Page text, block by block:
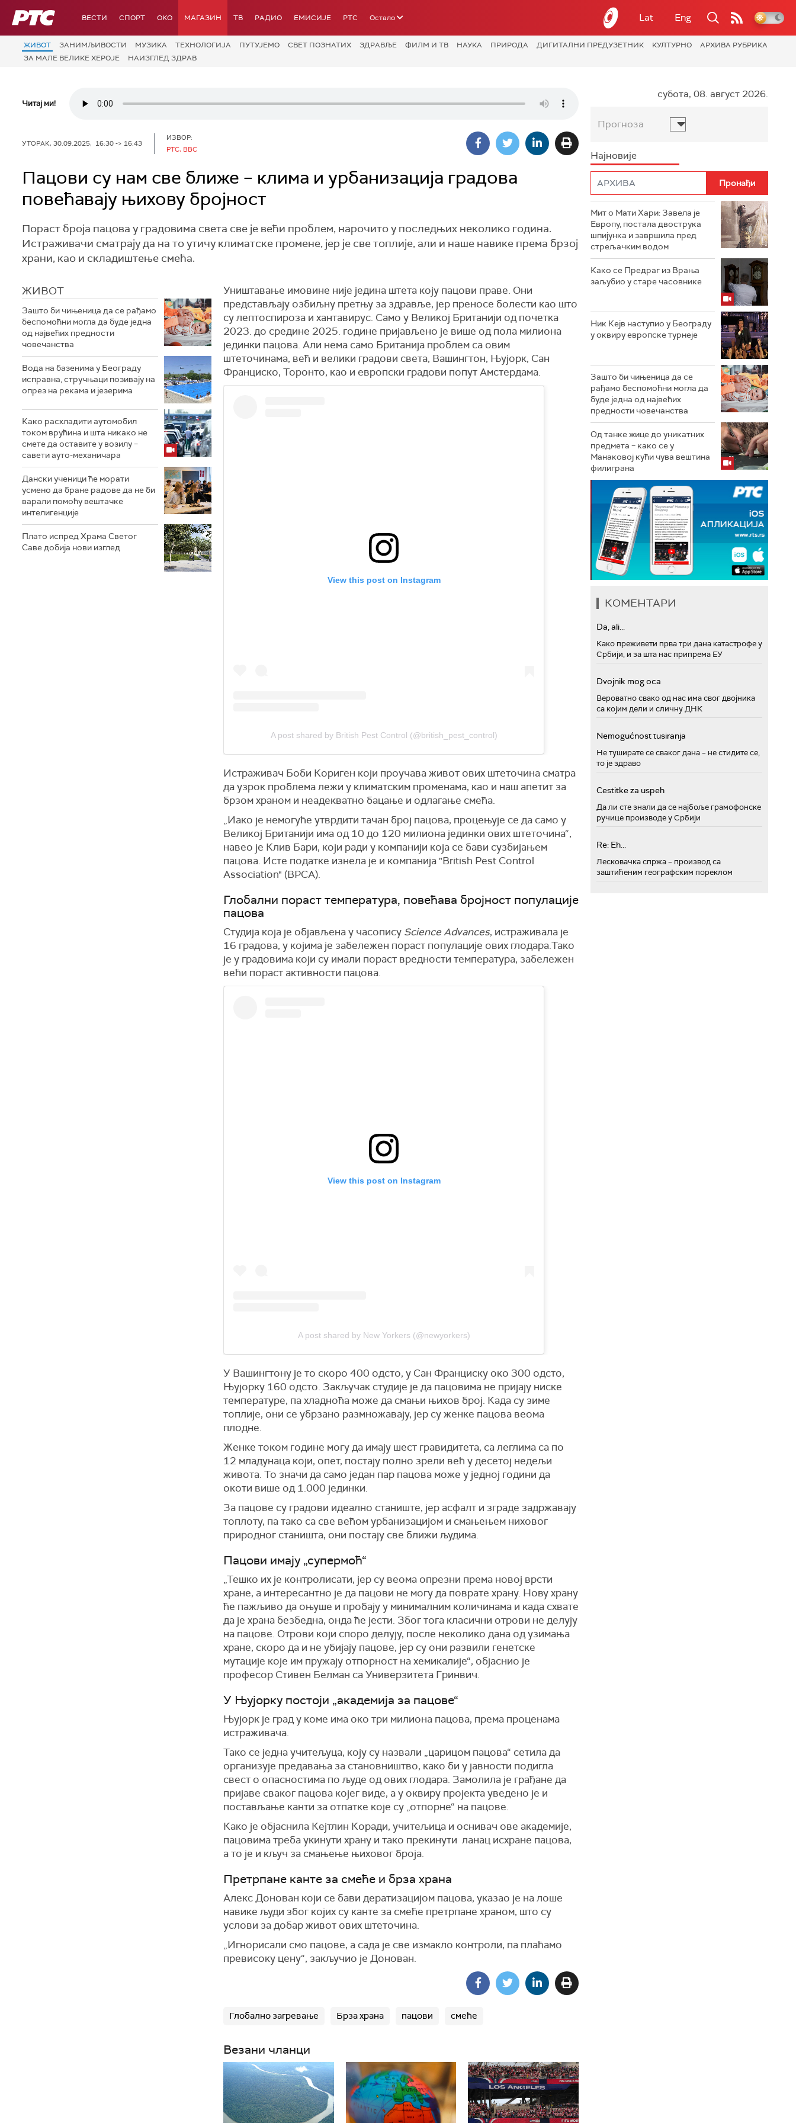
РТС ВЕСТИ СПОРТ OKO МАГАЗИН ТВ РАДИО ЕМИСИЈЕ РТС Остало Lat Eng
ЖИВОТ ЗАНИМЉИВОСТИ МУЗИКА ТЕХНОЛОГИЈA ПУТУЈЕМО СВЕТ ПОЗНАТИХ ЗДРАВЉЕ ФИЛМ И ТВ НАУКА ПРИРОДА ДИГИТАЛНИ ПРЕДУЗЕТНИК КУЛТУРНО
АРХИВА РУБРИКА
ЗА МАЛЕ ВЕЛИКЕ ХЕРОЈЕ
НАИЗГЛЕД ЗДРАВ
Читај ми!
УТОРАК, 30.09.2025, 16:30 -> 16:43
ИЗВОР:
РТС, BBC
Пацови су нам све ближе – клима и урбанизација градова
повећавају њихову бројност
Пораст броја пацова у градовима света све је већи проблем, нарочито у последњих неколико година.
Истраживачи сматрају да на то утичу климатске промене, јер је све топлије, али и наше навике према брзој
храни, као и складиштење смећа.
ЖИВОТ
Зашто би чињеница да се рађамо
беспомоћни могла да буде једна
од највећих предности
човечанства
Вода на базенима у Београду
исправна, стручњаци позивају на
опрез на рекама и језерима
Како расхладити аутомобил
током врућина и шта никако не
смете да оставите у возилу –
савети ауто-механичара
Дански ученици ће морати
усмено да бране радове да не би
варали помоћу вештачке
интелигенције
Плато испред Храма Светог
Саве добија нови изглед
Уништавање имовине није једина штета коју пацови праве. Они
представљају озбиљну претњу за здравље, јер преносе болести као што
су лептоспироза и хантавирус. Само у Великој Британији од почетка
2023. до средине 2025. године пријављено је више од пола милиона
јединки пацова. Али нема само Британија проблем са овим
штеточинама, већ и велики градови света, Вашингтон, Њујорк, Сан
Франциско, Торонто, као и европски градови попут Амстердама.
View this post on Instagram
A post shared by British Pest Control (@british_pest_control)
Истраживач Боби Кориген који проучава живот ових штеточина сматра
да узрок проблема лежи у климатским променама, као и наш апетит за
брзом храном и неадекватно бацање и одлагање смећа.
„Иако је немогуће утврдити тачан број пацова, процењује се да само у
Великој Британији има од 10 до 120 милиона јединки ових штеточина“,
навео је Клив Бари, који ради у компанији која се бави сузбијањем
пацова. Исте податке изнела је и компанија "British Pest Control
Association" (BPCA).
Глобални пораст температура, повећава бројност популације
пацова
Студија која је објављена у часопису Science Advances, истраживала је
16 градова, у којима је забележен пораст популације ових глодара.Тако
је у градовима који су имали пораст вредности температура, забележен
већи пораст активности пацова.
View this post on Instagram
A post shared by New Yorkers (@newyorkers)
У Вашингтону је то скоро 400 одсто, у Сан Франциску око 300 одсто,
Њујорку 160 одсто. Закључак студије је да пацовима не пријају ниске
температуре, па хладноћа може да смањи њихов број. Када су зиме
топлије, они се убрзано размножавају, јер су женке пацова веома
плодне.
Женке током године могу да имају шест гравидитета, са леглима са по
12 младунаца који, опет, постају полно зрели већ у десетој недељи
живота. То значи да само један пар пацова може у једној години да
окоти више од 1.000 јединки.
За пацове су градови идеално станиште, јер асфалт и зграде задржавају
топлоту, па тако са све већом урбанизацијом и смањењем ниховог
природног станишта, они постају све ближи људима.
Пацови имају „супермоћ“
„Тешко их је контролисати, јер су веома опрезни према новој врсти
хране, а интересантно је да пацови не могу да поврате храну. Нову храну
ће пажљиво да оњуше и пробају у минималним количинама и када схвате
да је храна безбедна, онда ће јести. Због тога класични отрови не делују
на пацове. Отрови који споро делују, после неколико дана од узимања
хране, скоро да и не убијају пацове, јер су они развили генетске
мутације које им пружају отпорност на хемикалије“, објаснио је
професор Стивен Белман са Универзитета Гринвич.
У Њујорку постоји „академија за пацове“
Њујорк је град у коме има око три милиона пацова, према проценама
истраживача.
Тако се једна учитељуца, коју су назвали „царицом пацова“ сетила да
организује предавања за становништво, како би у јавности подигла
свест о опасностима по људе од ових глодара. Замолила је грађане да
пријаве сваког пацова којег виде, а у оквиру пројекта уведено је и
постављање канти за отпатке које су „отпорне“ на пацове.
Како је објаснила Кејтлин Коради, учитељица и оснивач ове академије,
пацовима треба укинути храну и тако прекинути ланац исхране пацова,
а то је и кључ за смањење њиховог броја.
Претрпане канте за смеће и брза храна
Алекс Донован који се бави дератизацијом пацова, указао је на лоше
навике људи због којих су канте за смеће претрпане храном, што су
услови за добар живот ових штеточина.
„Игнорисали смо пацове, а сада је све измакло контроли, па плаћамо
превисоку цену“, закључио је Донован.
Глобално загревање Брза храна пацови смеће
Везани чланци
субота, 08. август 2026.
Прогноза
Најновије
Мит о Мати Хари: Завела је
Европу, постала двострука
шпијунка и завршила пред
стрељачким водом
Како се Предраг из Врања
заљубио у старе часовнике
Ник Кејв наступио у Београду
у оквиру европске турнеје
Зашто би чињеница да се
рађамо беспомоћни могла да
буде једна од највећих
предности човечанства
Од танке жице до уникатних
предмета – како се у
Манаковој кући чува вештина
филиграна
КОМЕНТАРИ
Da, ali...
Како преживети прва три дана катастрофе у
Србији, и за шта нас припрема ЕУ
Dvojnik mog oca
Вероватно свако од нас има свог двојника
са којим дели и сличну ДНК
Nemogućnost tusiranja
Не туширате се сваког дана – не стидите се,
то је здраво
Cestitke za uspeh
Да ли сте знали да се најбоље грамофонске
ручице производе у Србији
Re: Eh...
Лесковачка спржа – производ са
заштићеним географским пореклом